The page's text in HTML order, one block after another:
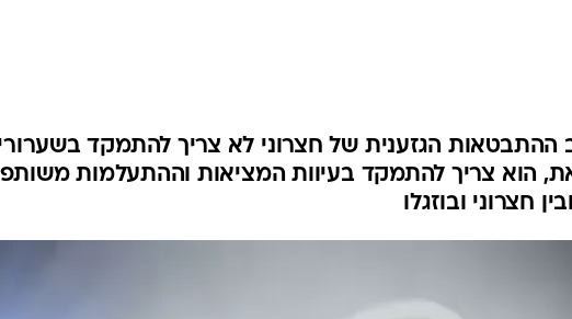
ההתבטאות הגזענית של חצרוני לא צריך להתמקד
הוא צריך להתמקד בעיוות המציאות וההתעלמות
חצרוני ובוזגלו